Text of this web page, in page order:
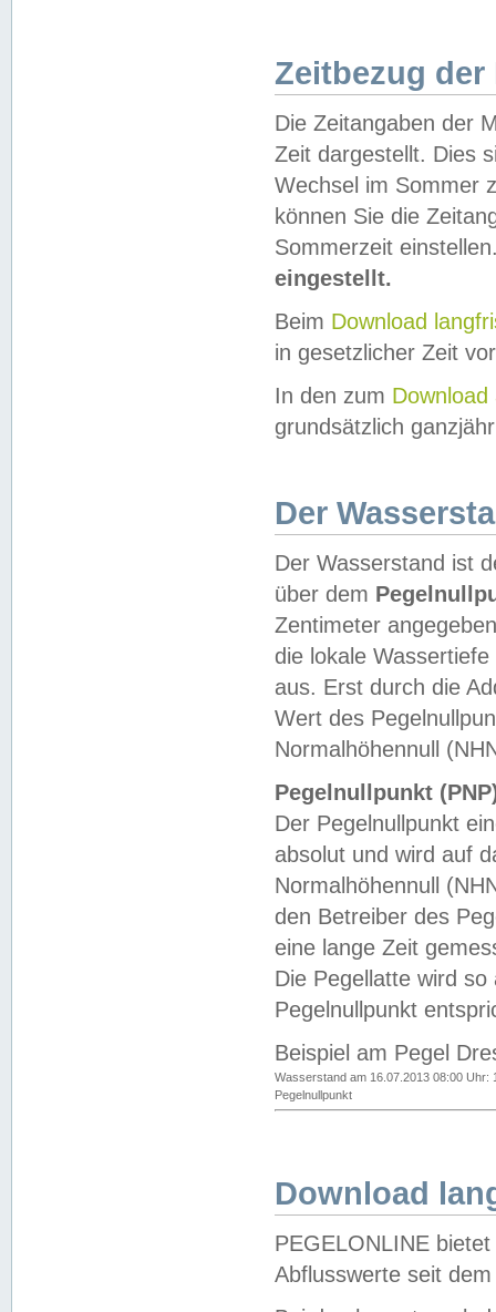
Zeitbezug der
Die Zeitangaben der
Zeit dargestellt. Dies
Wechsel im Sommer
können Sie die
Sommerzeit
eingestellt.
Beim Download
in gesetzlicher Zeit
In den zum Download
grundsätzlich
Der
Der Wasserstand ist
über dem
Zentimeter
die lokale
aus. Erst durch die
Wert des
Normalhöhennull
Pegelnullpunkt
Der Pegelnullpunkt
absolut und wird auf
Normalhöhennull
den Betreiber des
eine lange Zeit
Die Pegellatte wird
Pegelnullpunkt
Beispiel am Pegel
Wasserstand am 16.07.2013 08:00 Uhr:
Pegelnullpunkt
Download
PEGELONLINE
Abflusswerte seit